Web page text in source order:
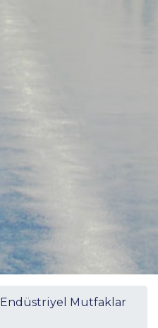
Endüstriyel Mutfaklar